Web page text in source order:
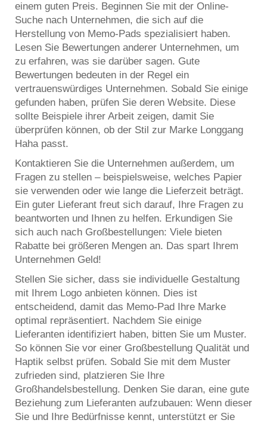
einem guten Preis. Beginnen Sie mit der Online-
Suche nach Unternehmen, die sich auf die
Herstellung von Memo-Pads spezialisiert haben.
Lesen Sie Bewertungen anderer Unternehmen, um
zu erfahren, was sie darüber sagen. Gute
Bewertungen bedeuten in der Regel ein
vertrauenswürdiges Unternehmen. Sobald Sie einige
gefunden haben, prüfen Sie deren Website. Diese
sollte Beispiele ihrer Arbeit zeigen, damit Sie
überprüfen können, ob der Stil zur Marke Longgang
Haha passt.
Kontaktieren Sie die Unternehmen außerdem, um
Fragen zu stellen – beispielsweise, welches Papier
sie verwenden oder wie lange die Lieferzeit beträgt.
Ein guter Lieferant freut sich darauf, Ihre Fragen zu
beantworten und Ihnen zu helfen. Erkundigen Sie
sich auch nach Großbestellungen: Viele bieten
Rabatte bei größeren Mengen an. Das spart Ihrem
Unternehmen Geld!
Stellen Sie sicher, dass sie individuelle Gestaltung
mit Ihrem Logo anbieten können. Dies ist
entscheidend, damit das Memo-Pad Ihre Marke
optimal repräsentiert. Nachdem Sie einige
Lieferanten identifiziert haben, bitten Sie um Muster.
So können Sie vor einer Großbestellung Qualität und
Haptik selbst prüfen. Sobald Sie mit dem Muster
zufrieden sind, platzieren Sie Ihre
Großhandelsbestellung. Denken Sie daran, eine gute
Beziehung zum Lieferanten aufzubauen: Wenn dieser
Sie und Ihre Bedürfnisse kennt, unterstützt er Sie